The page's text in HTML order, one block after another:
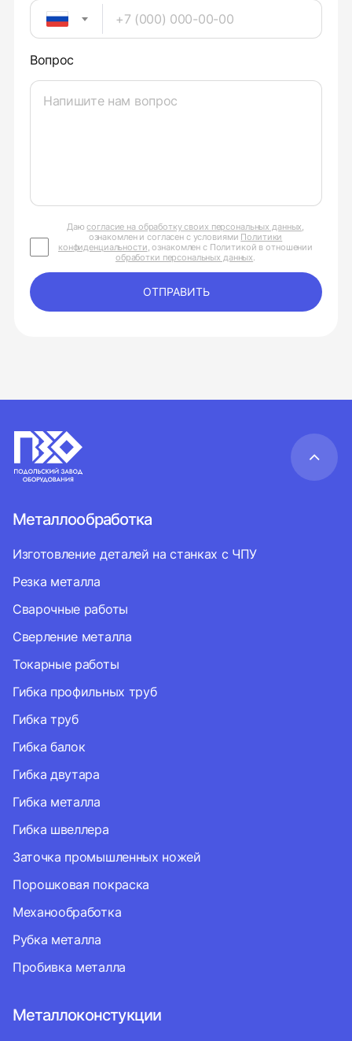
Вопрос
Даюсогласие на обработку своих персональных данных,
ознакомлен и согласен с условиями Политики
конфиденциальности, ознакомлен с Политикой в отношении
обработки персональных данных.
ОТПРАВИТЬ
Металлообработка
Изготовление деталей на станках с ЧПУ
Резка металла
Сварочные работы
Сверление металла
Токарные работы
Гибка профильных труб
Гибка труб
Гибка балок
Гибка двутара
Гибка металла
Гибка швеллера
Заточка промышленных ножей
Порошковая покраска
Механообработка
Рубка металла
Пробивка металла
Металлоконстукции